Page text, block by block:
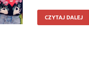
CZYTAJ DALEJ